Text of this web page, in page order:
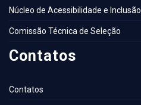
Núcleo de Acessibilidade e Inclusão
Comissão Técnica de Seleção
Contatos
Contatos